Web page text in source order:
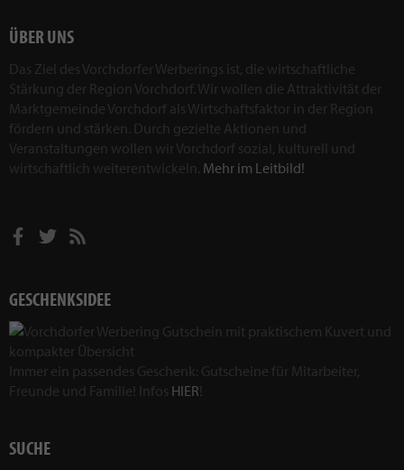
ÜBER UNS
Das Ziel des Vorchdorfer Werberings ist, die wirtschaftliche
Stärkung der Region Vorchdorf. Wir wollen die Attraktivität der
Marktgemeinde Vorchdorf als Wirtschaftsfaktor in der Region
fördern und stärken. Durch gezielte Aktionen und
Veranstaltungen wollen wir Vorchdorf sozial, kulturell und
wirtschaftlich weiterentwickeln. Mehr im Leitbild!
GESCHENKSIDEE
Immer ein passendes Geschenk: Gutscheine für Mitarbeiter,
Freunde und Familie! Infos HIER!
SUCHE